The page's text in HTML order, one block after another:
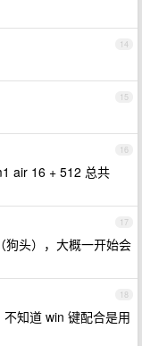
14
15
16
air 16 + 512 总共
17
狗头），大概一开始会
18
知道 win 键配合是用